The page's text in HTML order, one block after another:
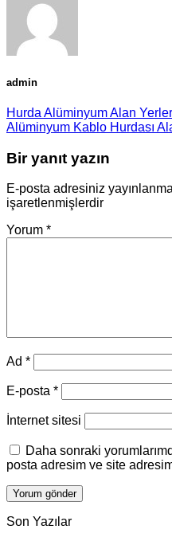
admin
Hurda Alüminyum Alan
Alüminyum Kablo Hurdası
Bir yanıt yazın
E-posta adresiniz
işaretlenmişlerdir
Yorum *
Ad *
E-posta *
İnternet sitesi
Daha sonraki
posta adresim ve site
Son Yazılar